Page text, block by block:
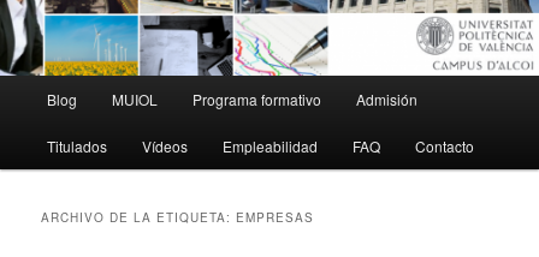
principal
Blog MUIOL Programa formativo Admisión
Titulados Vídeos Empleabilidad FAQ Contacto
ARCHIVO DE LA ETIQUETA: EMPRESAS